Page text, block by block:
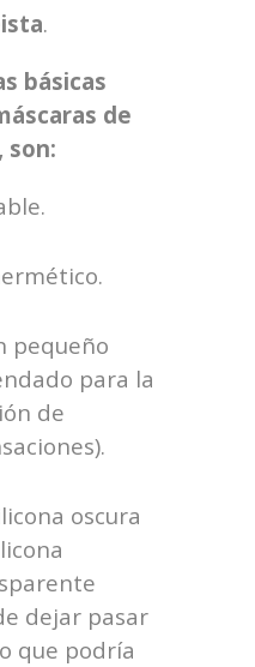
.
básicas
de
son:
pequeño
para la
de
oscura
dejar pasar
que podría